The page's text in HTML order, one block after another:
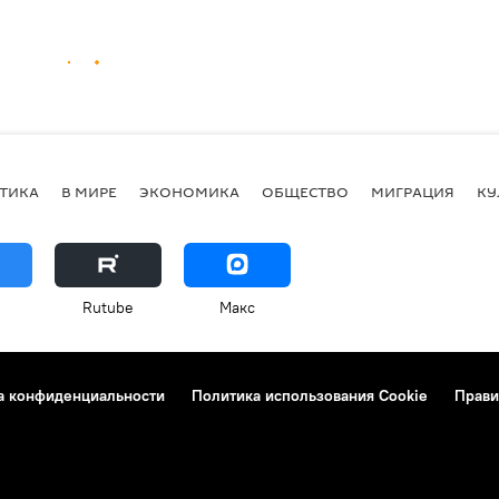
В МИРЕ ЭКОНОМИКА ОБЩЕСТВО МИГРАЦИЯ
Rutube Макс
конфиденциальности Политика использования Cookie